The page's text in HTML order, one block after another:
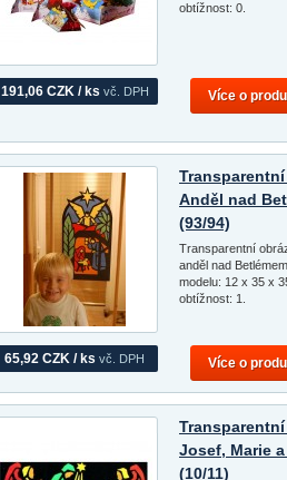
191,06 CZK / ks vč. DPH
obtížnost: 0.
Více o
65,92 CZK / ks vč. DPH
Anděl nad
(93/94)
Transparentní
anděl nad
modelu: 12 x 35 x
obtížnost: 1.
Více o
Josef, Marie
(10/11)